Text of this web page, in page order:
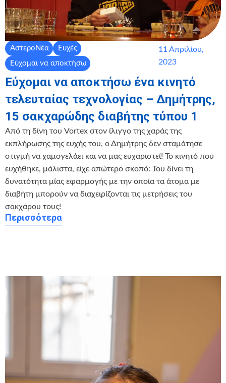
ΑστεροΝέα
Ευχές
Εύχομαι να αποκτήσω
11 Απριλίου,
2023
Εύχομαι να αποκτήσω ένα κινητό
τελευταίας τεχνολογίας – Δημήτρης,
15 σακχαρώδης διαβήτης τύπου 1
Από τη δίνη του Vortex στον ίλιγγο της χαράς της
εκπλήρωσης της ευχής του, ο Δημήτρης δεν σταμάτησε
στιγμή να χαμογελάει και να μας ευχαριστεί! Το κινητό που
ευχήθηκε, μάλιστα, είχε απώτερο σκοπό: Του δίνει τη
δυνατότητα μίας εφαρμογής με την οποία τα άτομα με
διαβήτη μπορούν να διαχειρίζονται τις μετρήσεις του
σακχάρου τους!
Περισσότερα